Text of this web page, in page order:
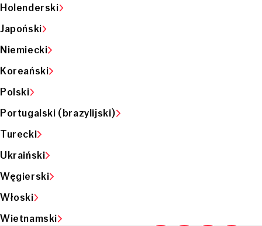
Holenderski
Japoński
Niemiecki
Koreański
Polski
Portugalski (brazylijski)
Turecki
Ukraiński
Węgierski
Włoski
Wietnamski